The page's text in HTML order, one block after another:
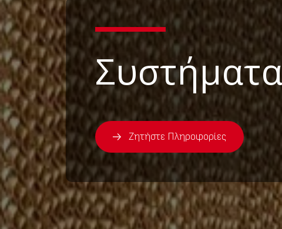
Ζητήστε Πληροφορίες